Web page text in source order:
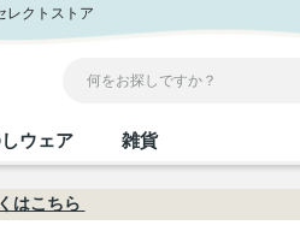
レクトストア
ウェア 雑貨
はこちら